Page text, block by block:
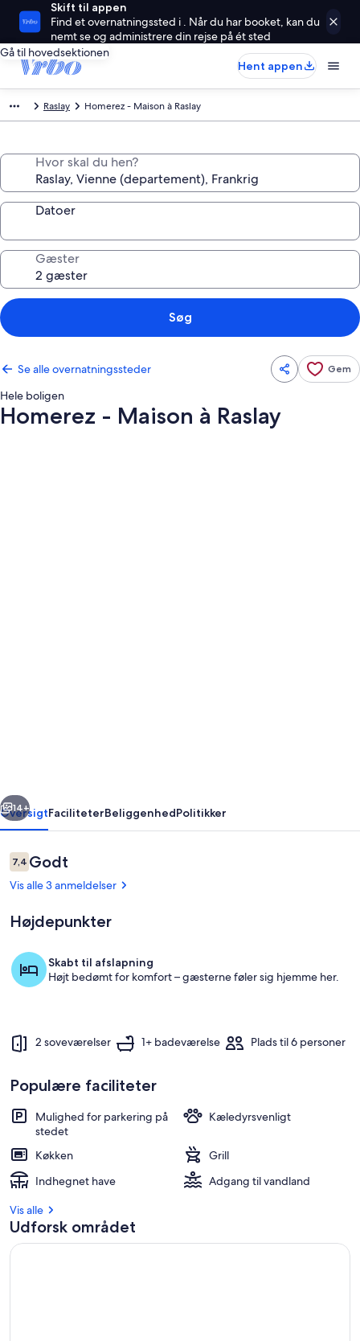
Skift til appen
Find et overnatningssted i . Når du har booket, kan du
nemt se og administrere din rejse på ét sted
Gå til hovedsektionen
Hent appen
Raslay Homerez - Maison à Raslay
Hvor skal du hen?
Datoer
Gæster
Søg
Se alle overnatningssteder Gem
Hele boligen
Homerez - Maison à Raslay
Udendørs spisemuligheder
Næste
14+
OversigtFaciliteterBeliggenhedPolitikker
Anmeldelser
7,47,4 ud af 10.
Godt
Vis alle 3 anmeldelser
Højdepunkter
Skabt til afslapning
Højt bedømt for komfort – gæsterne føler sig hjemme her.
2 soveværelser 1+ badeværelse Plads til 6 personer
Populære faciliteter
Mulighed for parkering på
stedet
Kæledyrsvenligt
Køkken
Grill
Indhegnet have
Adgang til vandland
Vis alle
Udforsk området